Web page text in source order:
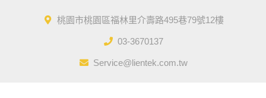
桃園市桃園區福林里介壽路495巷79號12樓
03-3670137
Service@lientek.com.tw